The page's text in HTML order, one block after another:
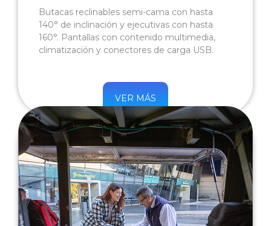
Butacas reclinables semi-cama con hasta
140° de inclinación y ejecutivas con hasta
160°. Pantallas con contenido multimedia,
climatización y conectores de carga USB.
VER MÁS